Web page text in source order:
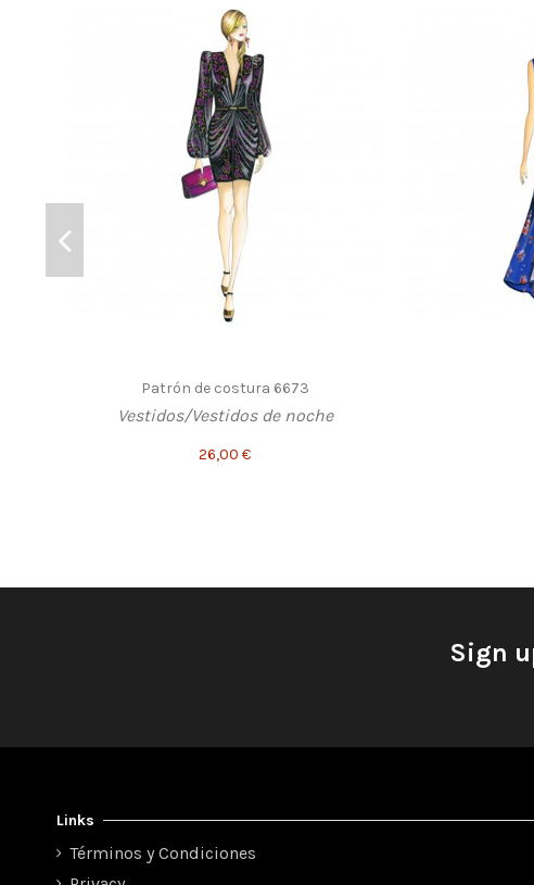
Patrón de costura 6673
Vestidos/Vestidos de noche
26,00 €
Sign
Links
Términos y Condiciones